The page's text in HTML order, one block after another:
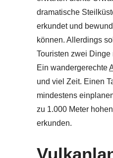
dramatische
erkundet und
können. Allerdings
Touristen zwei Dinge
Ein wandergerechte
und viel Zeit. Einen
mindestens
zu 1.000 Meter
erkunden.